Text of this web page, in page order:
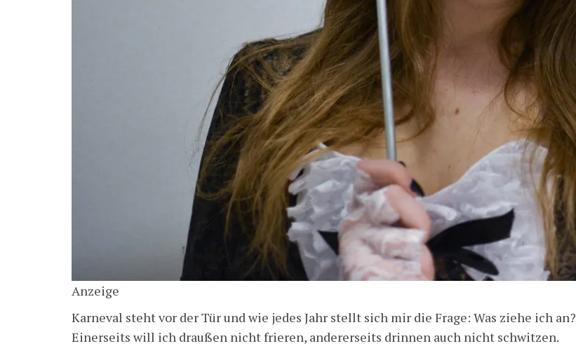
Anzeige
Karneval steht vor der Tür und wie jedes Jahr stellt sich mir die Frage: Was ziehe ich an?
Einerseits will ich draußen nicht frieren, andererseits drinnen auch nicht schwitzen.